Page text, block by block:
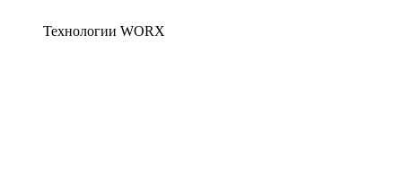
Технологии WORX